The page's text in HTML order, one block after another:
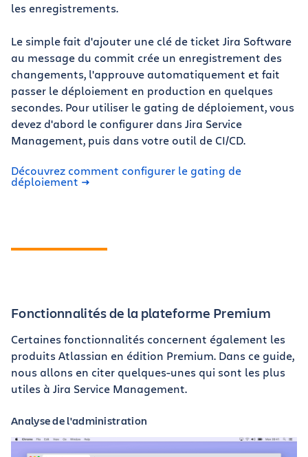
les enregistrements.
Le simple fait d'ajouter une clé de ticket Jira Software
au message du commit crée un enregistrement des
changements, l'approuve automatiquement et fait
passer le déploiement en production en quelques
secondes. Pour utiliser le gating de déploiement, vous
devez d'abord le configurer dans Jira Service
Management, puis dans votre outil de CI/CD.
Découvrez comment configurer le gating de
déploiement
Fonctionnalités de la plateforme Premium
Certaines fonctionnalités concernent également les
produits Atlassian en édition Premium. Dans ce guide,
nous allons en citer quelques-unes qui sont les plus
utiles à Jira Service Management.
Analyse de l'administration